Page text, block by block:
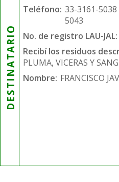
DESTINATARIO
Teléfono: 33-3161-
5043
No. de registro LAU-JAL:
Recibí los residuos
PLUMA, VICERAS Y
Nombre: FRANCISCO